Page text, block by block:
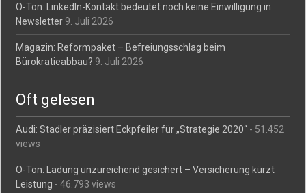
O-Ton: LinkedIn-Kontakt bedeutet noch keine Einwilligung in
Newsletter 9. Juli 2026
Magazin: Reformpaket – Befreiungsschlag beim
Bürokratieabbau? 9. Juli 2026
Oft gelesen
Audi: Stadler präzisiert Eckpfeiler für „Strategie 2020“ - 51.452
views
O-Ton: Ladung unzureichend gesichert – Versicherung kürzt
Leistung - 46.793 views